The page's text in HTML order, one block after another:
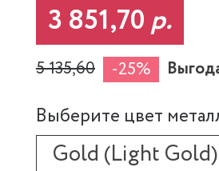
3 851,70р.
5 135,60 -25%
Выберите цвет
Gold (Light Gold)